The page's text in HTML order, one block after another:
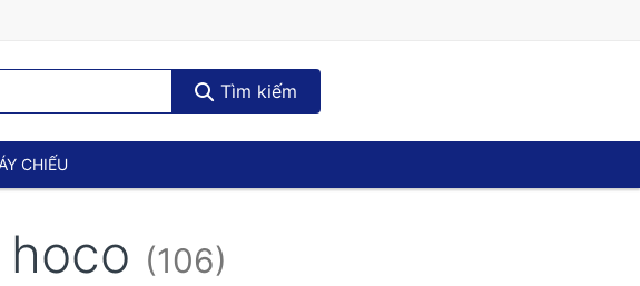
Tìm kiếm
CHIẾU
(106)